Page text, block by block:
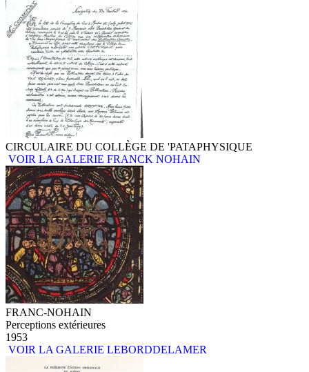
CIRCULAIRE DU COLLÈGE DE 'PATAPHYSIQUE
VOIR LA GALERIE FRANCK NOHAIN
FRANC-NOHAIN
Perceptions extérieures
1953
VOIR LA GALERIE LEBORDDELAMER